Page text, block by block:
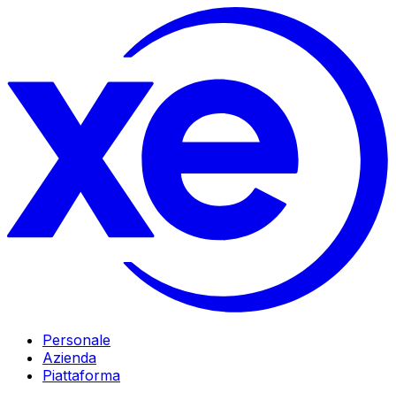
Personale
Azienda
Piattaforma